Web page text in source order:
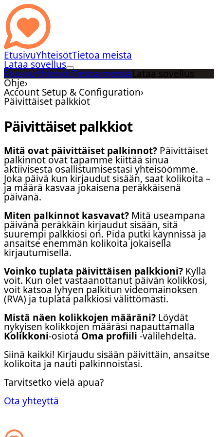
EtusivuYhteisötTietoa meistä
Lataa sovellus
EtusivuYhteisötTietoa meistäLataa sovellus
Ohje›
Account Setup & Configuration›
Päivittäiset palkkiot
Päivittäiset palkkiot
Mitä ovat päivittäiset palkinnot? Päivittäiset
palkinnot ovat tapamme kiittää sinua
aktiivisesta osallistumisestasi yhteisöömme.
Joka päivä kun kirjaudut sisään, saat kolikoita –
ja määrä kasvaa jokaisena peräkkäisenä
päivänä.
Miten palkinnot kasvavat? Mitä useampana
päivänä peräkkäin kirjaudut sisään, sitä
suurempi palkkiosi on. Pidä putki käynnissä ja
ansaitse enemmän kolikoita jokaisella
kirjautumisella.
Voinko tuplata päivittäisen palkkioni? Kyllä
voit. Kun olet vastaanottanut päivän kolikkosi,
voit katsoa lyhyen palkitun videomainoksen
(RVA) ja tuplata palkkiosi välittömästi.
Mistä näen kolikkojen määräni? Löydät
nykyisen kolikkojen määräsi napauttamalla
Kolikkoni-osiota Oma profiili -välilehdeltä.
Siinä kaikki! Kirjaudu sisään päivittäin, ansaitse
kolikoita ja nauti palkinnoistasi.
Tarvitsetko vielä apua?
Ota yhteyttä